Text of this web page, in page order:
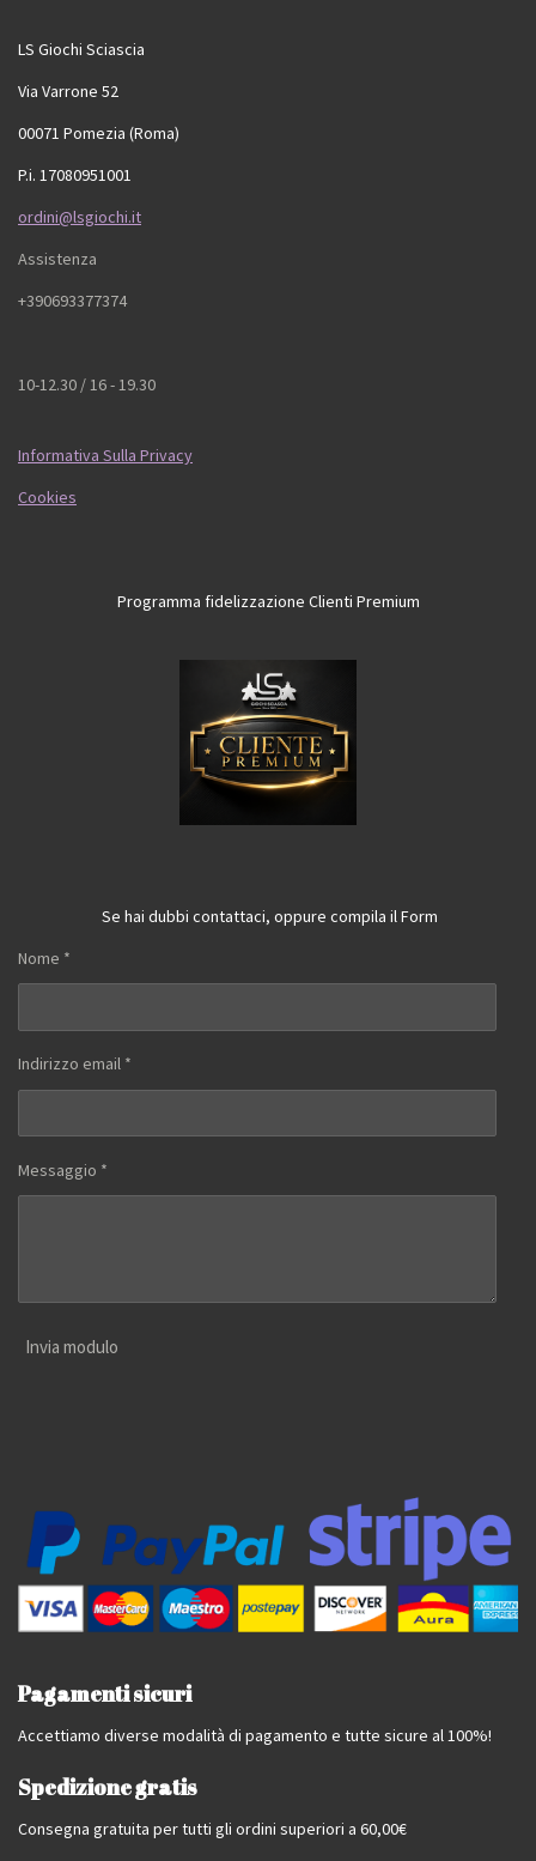
LS Giochi Sciascia
Via Varrone 52
00071 Pomezia (Roma)
P.i. 17080951001
ordini@lsgiochi.it
Assistenza
+390693377374
10-12.30 / 16 - 19.30
Informativa Sulla Privacy
Cookies
Programma fidelizzazione Clienti Premium
Se hai dubbi contattaci, oppure compila il Form
Nome *
Indirizzo email *
Messaggio *
Invia modulo
Pagamenti sicuri
Accettiamo diverse modalità di pagamento e tutte sicure al 100%!
Spedizione gratis
Consegna gratuita per tutti gli ordini superiori a 60,00€